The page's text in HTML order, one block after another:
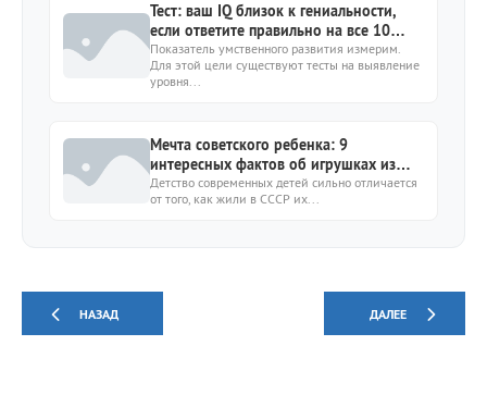
Тест: ваш IQ близок к гениальности,
если ответите правильно на все 10
вопросов
Показатель умственного развития измерим.
Для этой цели существуют тесты на выявление
уровня...
Мечта советского ребенка: 9
интересных фактов об игрушках из
СССР
Детство современных детей сильно отличается
от того, как жили в СССР их...
НАЗАД ДАЛЕЕ